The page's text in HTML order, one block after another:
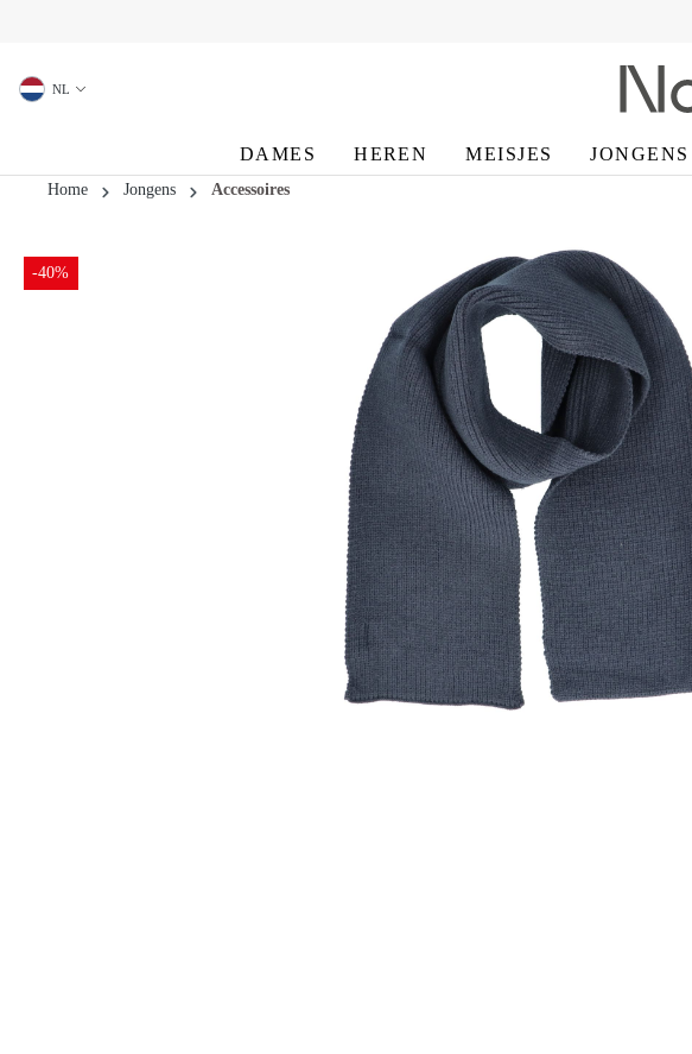
NL
DAMES HEREN MEISJES JONGENS
Home Jongens Accessoires
-40%